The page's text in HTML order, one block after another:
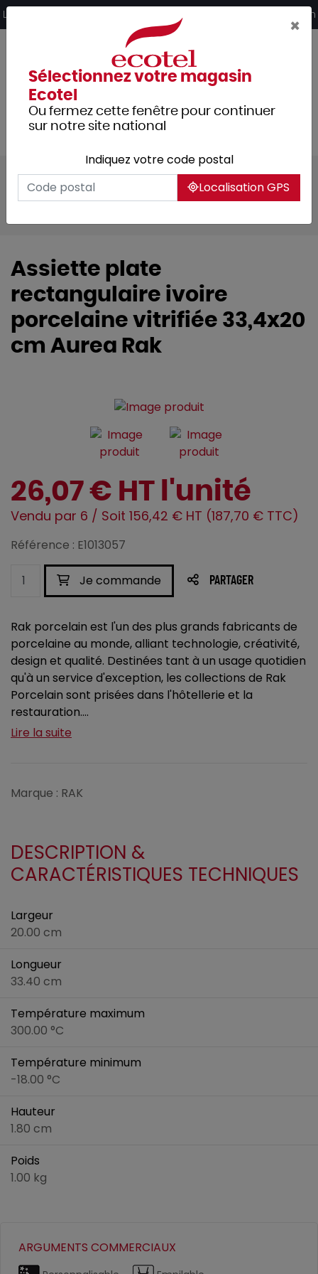
Livraison offerte dès 249€ HT d’achat et retrait 2h en magasin
Tous les produits
Arts de la table
Vaisselle
Assiettes & services
Assiette plate
rectangulaire ivoire
porcelaine vitrifiée 33,4x20
cm Aurea Rak
26,07 € HT l'unité
Vendu par 6 / Soit 156,42 € HT (187,70 € TTC)
Référence : E1013057
Je commande PARTAGER
Rak porcelain est l'un des plus grands fabricants de
porcelaine au monde, alliant technologie, créativité,
design et qualité. Destinées tant à un usage quotidien
qu'à un service d'exception, les collections de Rak
Porcelain sont prisées dans l'hôtellerie et la
restauration....
Lire la suite
Marque : RAK
DESCRIPTION &
CARACTÉRISTIQUES TECHNIQUES
Largeur
20.00 cm
Longueur
33.40 cm
Température maximum
300.00 °C
Température minimum
-18.00 °C
Hauteur
1.80 cm
Poids
1.00 kg
ARGUMENTS COMMERCIAUX
×
Sélectionnez votre magasin
Ecotel
Ou fermez cette fenêtre pour continuer
sur notre site national
Indiquez votre code postal
Localisation GPS
Panneau de gestion des cookies